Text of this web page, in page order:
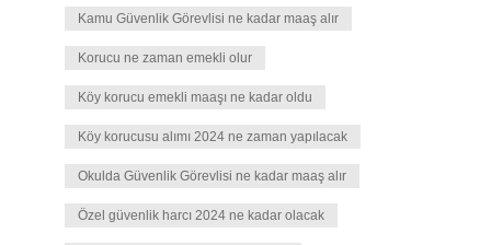
Kamu Güvenlik Görevlisi ne kadar maaş alır
Korucu ne zaman emekli olur
Köy korucu emekli maaşı ne kadar oldu
Köy korucusu alımı 2024 ne zaman yapılacak
Okulda Güvenlik Görevlisi ne kadar maaş alır
Özel güvenlik harcı 2024 ne kadar olacak